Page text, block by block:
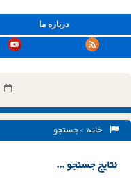
درباره ما
خانه > جستجو
نتایج جستجو ...